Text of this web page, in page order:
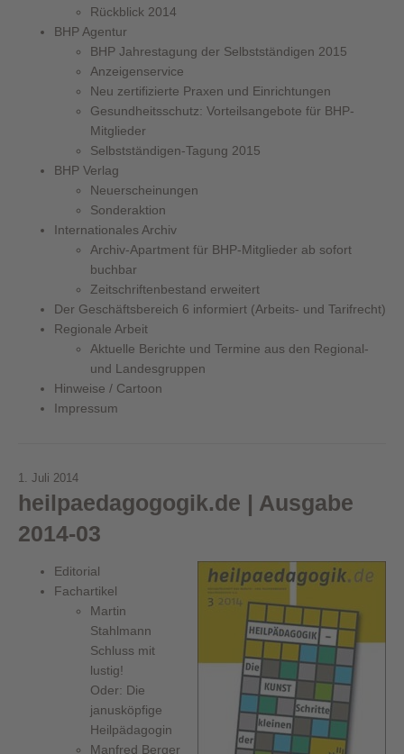
Rückblick 2014
BHP Agentur
BHP Jahrestagung der Selbstständigen 2015
Anzeigenservice
Neu zertifizierte Praxen und Einrichtungen
Gesundheitsschutz: Vorteilsangebote für BHP-
Mitglieder
Selbstständigen-Tagung 2015
BHP Verlag
Neuerscheinungen
Sonderaktion
Internationales Archiv
Archiv-Apartment für BHP-Mitglieder ab sofort
buchbar
Zeitschriftenbestand erweitert
Der Geschäftsbereich 6 informiert (Arbeits- und Tarifrecht)
Regionale Arbeit
Aktuelle Berichte und Termine aus den Regional-
und Landesgruppen
Hinweise / Cartoon
Impressum
1. Juli 2014
heilpaedagogogik.de | Ausgabe
2014-03
Editorial
Fachartikel
Martin
Stahlmann
Schluss mit
lustig!
Oder: Die
janusköpfige
Heilpädagogin
Manfred Berger